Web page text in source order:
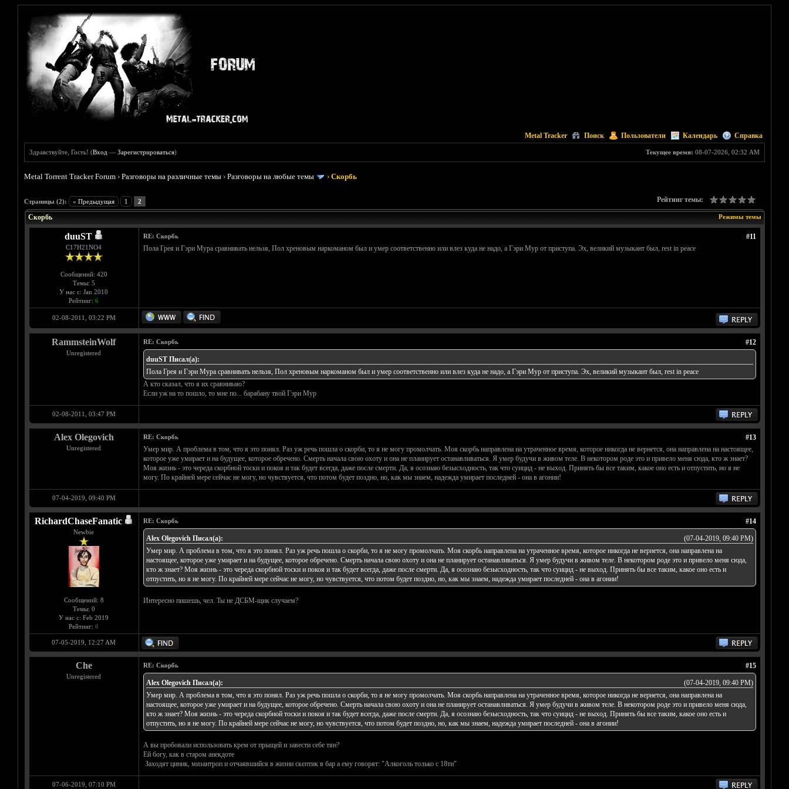
Metal Tracker Поиск Пользователи Календарь Справка
Текущее время: 08-07-2026, 02:32 AM
Здравствуйте, Гость! (Вход —Зарегистрироваться)
Metal Torrent Tracker Forum ›Разговоры на различные темы ›Разговоры на любые темы ›Скорбь
Страницы (2): « Предыдущая 1 2 Рейтинг темы:
Голосов: 0 - Средняя оценка: 0
1
2
3
4
5
Режимы темы
Скорбь
duuST
С17H21NO4
Сообщений: 420
Темы: 5
У нас с: Jan 2010
Рейтинг: 6
#11
RE: Скорбь
Пола Грея и Гэри Мура сравнивать нельзя, Пол хреновым наркоманом был и умер соответственно или влез куда не надо, а Гэри Мур от приступа. Эх, великий музыкант был, rest in peace
02-08-2011, 03:22 PM
RammsteinWolf
Unregistered
#12
RE: Скорбь
duuST Писал(а):
Пола Грея и Гэри Мура сравнивать нельзя, Пол хреновым наркоманом был и умер соответственно или влез куда не надо, а Гэри Мур от приступа. Эх, великий музыкант был, rest in peace
А кто сказал, что я их сравниваю?
Если уж на то пошло, то мне по... барабану твой Гэри Мур
02-08-2011, 03:47 PM
Alex Olegovich
Unregistered
#13
RE: Скорбь
Умер мир. А проблема в том, что я это понял. Раз уж речь пошла о скорби, то я не могу промолчать. Моя скорбь направлена на утраченное время, которое никогда не вернется, она направлена на настоящее,
которое уже умирает и на будущее, которое обречено. Смерть начала свою охоту и она не планирует останавливаться. Я умер будучи в живом теле. В некотором роде это и привело меня сюда, кто ж знает?
Моя жизнь - это череда скорбной тоски и покоя и так будет всегда, даже после смерти. Да, я осознаю безысходность, так что суицид - не выход. Принять бы все таким, какое оно есть и отпустить, но я не
могу. По крайней мере сейчас не могу, но чувствуется, что потом будет поздно, но, как мы знаем, надежда умирает последней - она в агонии!
07-04-2019, 09:40 PM
RichardChaseFanatic
Newbie
Сообщений: 8
Темы: 0
У нас с: Feb 2019
Рейтинг: 0
#14
RE: Скорбь
(07-04-2019, 09:40 PM)
Alex Olegovich Писал(а):
Умер мир. А проблема в том, что я это понял. Раз уж речь пошла о скорби, то я не могу промолчать. Моя скорбь направлена на утраченное время, которое никогда не вернется, она направлена на
настоящее, которое уже умирает и на будущее, которое обречено. Смерть начала свою охоту и она не планирует останавливаться. Я умер будучи в живом теле. В некотором роде это и привело меня сюда,
кто ж знает? Моя жизнь - это череда скорбной тоски и покоя и так будет всегда, даже после смерти. Да, я осознаю безысходность, так что суицид - не выход. Принять бы все таким, какое оно есть и
отпустить, но я не могу. По крайней мере сейчас не могу, но чувствуется, что потом будет поздно, но, как мы знаем, надежда умирает последней - она в агонии!
Интересно пишешь, чел. Ты не ДСБМ-щик случаем?
07-05-2019, 12:27 AM
Che
Unregistered
#15
RE: Скорбь
(07-04-2019, 09:40 PM)
Alex Olegovich Писал(а):
Умер мир. А проблема в том, что я это понял. Раз уж речь пошла о скорби, то я не могу промолчать. Моя скорбь направлена на утраченное время, которое никогда не вернется, она направлена на
настоящее, которое уже умирает и на будущее, которое обречено. Смерть начала свою охоту и она не планирует останавливаться. Я умер будучи в живом теле. В некотором роде это и привело меня сюда,
кто ж знает? Моя жизнь - это череда скорбной тоски и покоя и так будет всегда, даже после смерти. Да, я осознаю безысходность, так что суицид - не выход. Принять бы все таким, какое оно есть и
отпустить, но я не могу. По крайней мере сейчас не могу, но чувствуется, что потом будет поздно, но, как мы знаем, надежда умирает последней - она в агонии!
А вы пробовали использовать крем от прыщей и завести себе тян?
Ей богу, как в старом анекдоте
Заходят циник, мизантроп и отчаявшийся в жизни скептик в бар а ему говорят: "Алкоголь только с 18ти"
07-06-2019, 07:10 PM